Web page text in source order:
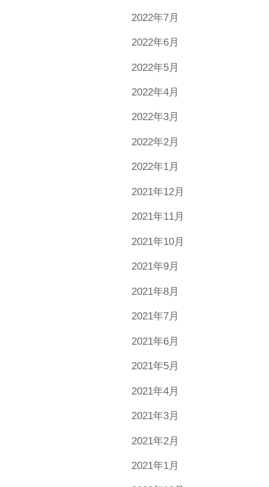
2022年7月
2022年6月
2022年5月
2022年4月
2022年3月
2022年2月
2022年1月
2021年12月
2021年11月
2021年10月
2021年9月
2021年8月
2021年7月
2021年6月
2021年5月
2021年4月
2021年3月
2021年2月
2021年1月